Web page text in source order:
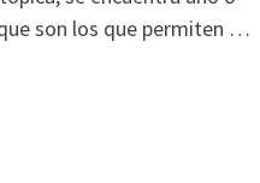
son los que permiten …